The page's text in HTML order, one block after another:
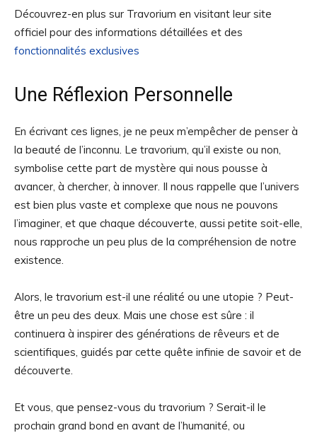
Découvrez-en plus sur Travorium en visitant leur site
officiel pour des informations détaillées et des
fonctionnalités exclusives
Une Réflexion Personnelle
En écrivant ces lignes, je ne peux m’empêcher de penser à
la beauté de l’inconnu. Le travorium, qu’il existe ou non,
symbolise cette part de mystère qui nous pousse à
avancer, à chercher, à innover. Il nous rappelle que l’univers
est bien plus vaste et complexe que nous ne pouvons
l’imaginer, et que chaque découverte, aussi petite soit-elle,
nous rapproche un peu plus de la compréhension de notre
existence.
Alors, le travorium est-il une réalité ou une utopie ? Peut-
être un peu des deux. Mais une chose est sûre : il
continuera à inspirer des générations de rêveurs et de
scientifiques, guidés par cette quête infinie de savoir et de
découverte.
Et vous, que pensez-vous du travorium ? Serait-il le
prochain grand bond en avant de l’humanité, ou